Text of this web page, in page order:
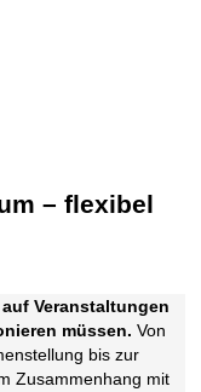
– flexibel
Veranstaltungen
müssen. Von
bis zur
Zusammenhang mit